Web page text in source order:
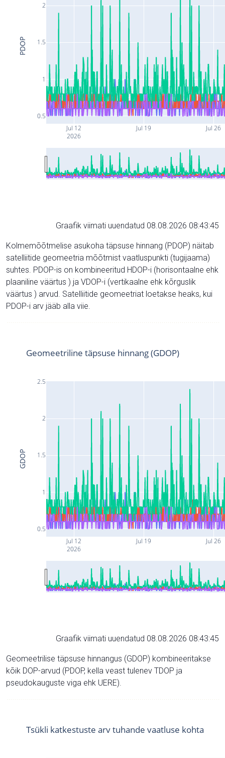
Jul 12
2026
Jul 19 Jul 26
0.5
1
1.5
2
PDOP
Graafik viimati uuendatud 08.08.2026 08:43:45
Kolmemõõtmelise asukoha täpsuse hinnang (PDOP) näitab
satelliitide geomeetria mõõtmist vaatluspunkti (tugijaama)
suhtes. PDOP-is on kombineeritud HDOP-i (horisontaalne ehk
plaaniline väärtus ) ja VDOP-i (vertikaalne ehk kõrguslik
väärtus ) arvud. Satelliitide geomeetriat loetakse heaks, kui
PDOP-i arv jääb alla viie.
Jul 12
2026
Jul 19 Jul 26
0.5
1
1.5
2
2.5
Geomeetriline täpsuse hinnang (GDOP)
GDOP
Graafik viimati uuendatud 08.08.2026 08:43:45
Geomeetrilise täpsuse hinnangus (GDOP) kombineeritakse
kõik DOP-arvud (PDOP, kella veast tulenev TDOP ja
pseudokauguste viga ehk UERE).
Tsükli katkestuste arv tuhande vaatluse kohta